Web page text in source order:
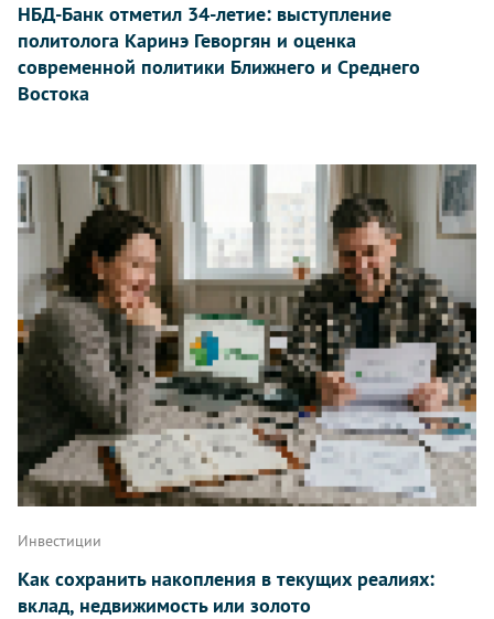
НБД-Банк отметил 34-летие: выступление
политолога Каринэ Геворгян и оценка
современной политики Ближнего и Среднего
Востока
Инвестиции
Как сохранить накопления в текущих реалиях:
вклад, недвижимость или золото